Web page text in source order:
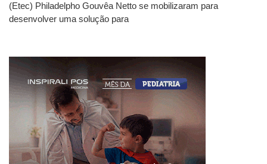
(Etec) Philadelpho Gouvêa Netto se mobilizaram para
desenvolver uma solução para